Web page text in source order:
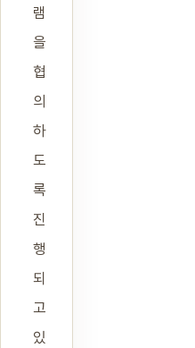
램
을
협
의
하
도
록
진
행
되
고
있